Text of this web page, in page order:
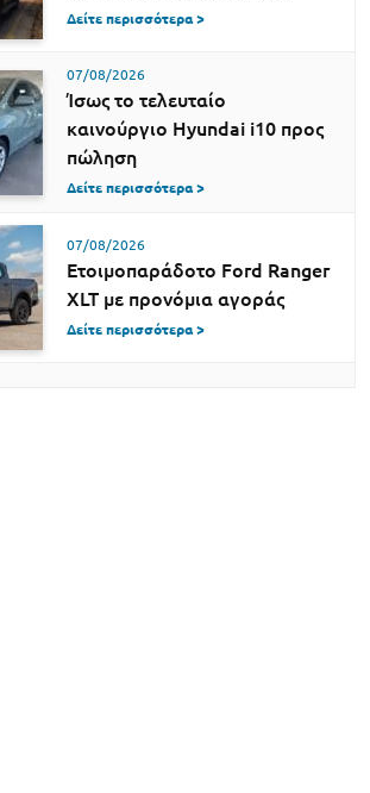
Δείτε περισσότερα >
07/08/2026
Ίσως το τελευταίο
καινούργιο Hyundai i10 προς
πώληση
Δείτε περισσότερα >
07/08/2026
Ετοιμοπαράδοτο Ford Ranger
XLT με προνόμια αγοράς
Δείτε περισσότερα >